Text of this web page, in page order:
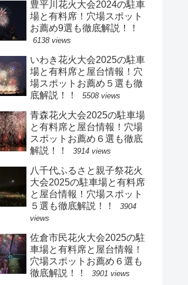
豊平川花火大会2024の駐車
場と有料席！穴場スポット
お薦め9選も徹底解説！！
6138 views
いわき花火大会2025の駐車
場と有料席と屋台情報！穴
場スポットお薦め５選も徹
底解説！！
5508 views
青森花火大会2025の駐車場
と有料席と屋台情報！穴場
スポットお薦め６選も徹底
解説！！
3914 views
八千代ふるさと親子祭花火
大会2025の駐車場と有料席
と屋台情報！穴場スポット
５選も徹底解説！！
3904
views
佐倉市民花火大会2025の駐
車場と有料席と屋台情報！
穴場スポットお薦め６選も
徹底解説！！
3901 views